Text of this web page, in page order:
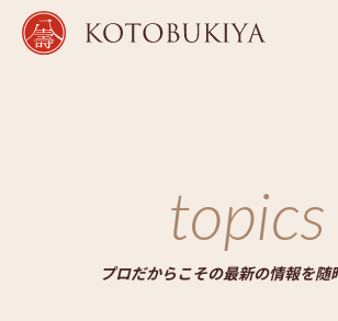
topics
プロだからこその最新の情報を随